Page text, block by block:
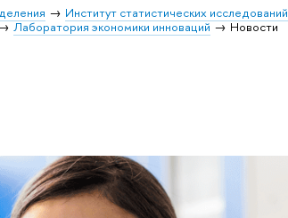
Институт статистических исследований
Лаборатория экономики инноваций Новости